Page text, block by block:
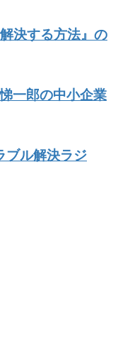
決する方法』の
一郎の中小企業
ブル解決ラジ